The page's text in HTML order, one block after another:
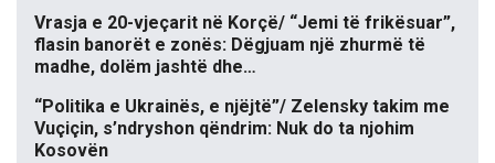
Vrasja e 20-vjeçarit në Korçë/ “Jemi të frikësuar”,
flasin banorët e zonës: Dëgjuam një zhurmë të
madhe, dolëm jashtë dhe…
“Politika e Ukrainës, e njëjtë”/ Zelensky takim me
Vuçiçin, s’ndryshon qëndrim: Nuk do ta njohim
Kosovën